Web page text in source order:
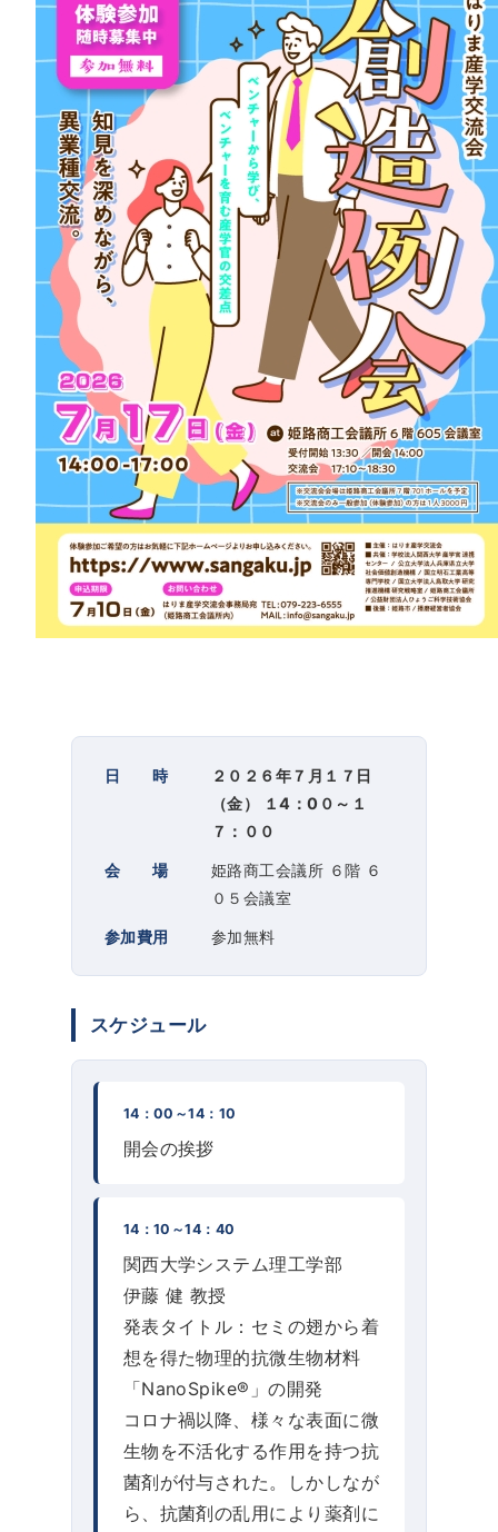
日 時
２０２６年７月１７日
（金） １4：0０～１
７：００
会 場
姫路商工会議所 ６階 ６
０５会議室
参加費用 参加無料
スケジュール
14：00～14：10
開会の挨拶
14：10～14：40
関西大学システム理工学部
伊藤 健 教授
発表タイトル：セミの翅から着
想を得た物理的抗微生物材料
「NanoSpike®」の開発
コロナ禍以降、様々な表面に微
生物を不活化する作用を持つ抗
菌剤が付与された。しかしなが
ら、抗菌剤の乱用により薬剤に